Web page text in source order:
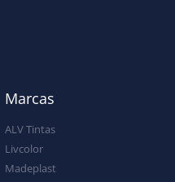
Marcas
ALV Tintas
Livcolor
Madeplast